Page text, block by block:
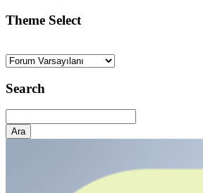
Theme Select
Search